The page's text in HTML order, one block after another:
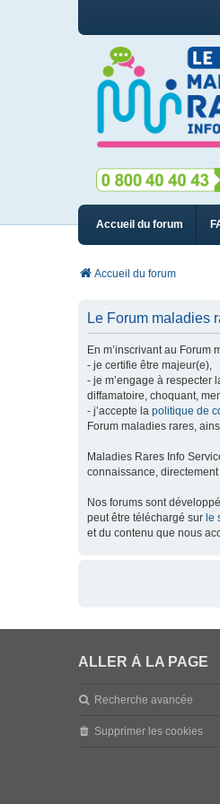
Accueil du forum
Accueil du forum
Le Forum maladies
En m’inscrivant au
- je certifie être majeur(e),
- je m’engage à respecter
diffamatoire, choquant,
- j’accepte la politique de
Forum maladies rares,
Maladies Rares Info
connaissance,
Nos forums sont
peut être téléchargé sur le
et du contenu que nous
ALLER À LA PAGE
Recherche avancée
Supprimer les cookies